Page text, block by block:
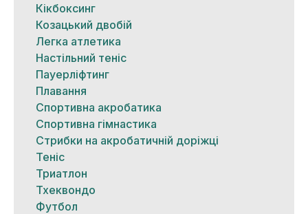
Кікбоксинг
Козацький двобій
Легка атлетика
Настільний теніс
Пауерліфтинг
Плавання
Спортивна акробатика
Спортивна гімнастика
Стрибки на акробатичній доріжці
Теніс
Триатлон
Тхеквондо
Футбол